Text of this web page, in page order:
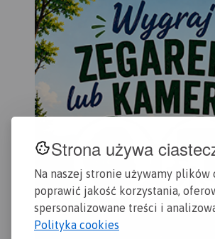
Strona używa
Na naszej stronie używamy plików
poprawić jakość korzystania,
spersonalizowane treści i
Polityka cookies
Zielonki oraz Park
Krajobrazowy Promno.